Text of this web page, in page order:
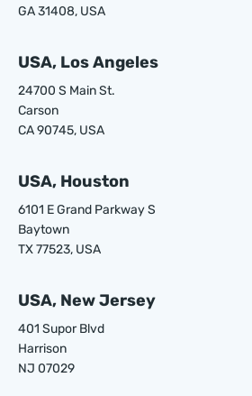
GA 31408, USA
USA, Los Angeles
24700 S Main St.
Carson
CA 90745, USA
USA, Houston
6101 E Grand Parkway S
Baytown
TX 77523, USA
USA, New Jersey
401 Supor Blvd
Harrison
NJ 07029